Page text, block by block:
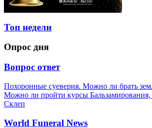
Топ недели
Опрос дня
Вопрос ответ
Похоронные суеверия. Можно ли брать
Можно ли пройти курсы Бальзамирования,
Склеп
World Funeral News